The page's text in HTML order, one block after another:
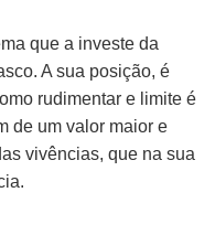
que a investe da
A sua posição, é
rudimentar e limite é
de um valor maior e
vivências, que na sua